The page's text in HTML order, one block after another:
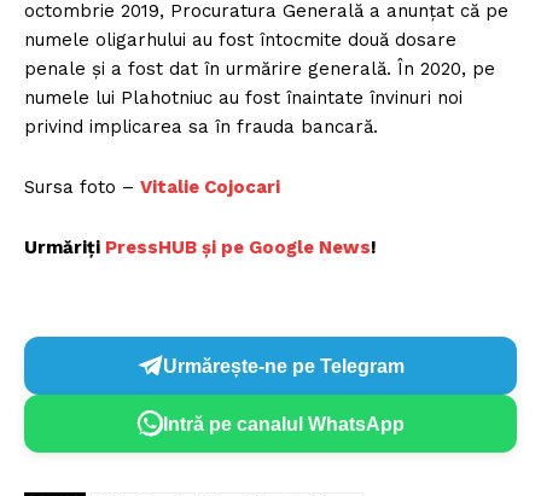
octombrie 2019, Procuratura Generală a anunţat că pe
numele oligarhului au fost întocmite două dosare
penale şi a fost dat în urmărire generală. În 2020, pe
numele lui Plahotniuc au fost înaintate învinuri noi
privind implicarea sa în frauda bancară.
Sursa foto – Vitalie Cojocari
Urmăriți PressHUB și pe Google News!
Urmărește-ne pe Telegram
Intră pe canalul WhatsApp